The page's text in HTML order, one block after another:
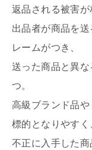
返品される被害が
出品者が商品を
レームがつき、
送った商品と異
つ。
高級ブランド品
標的となりやすく
不正に入手した